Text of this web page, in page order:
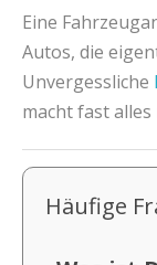
Eine
Autos, die
Unvergessliche
macht fast alles
Häufige